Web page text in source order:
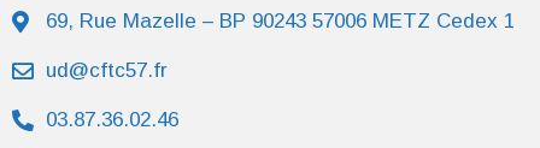
69, Rue Mazelle – BP 90243 57006 METZ Cedex 1
ud@cftc57.fr
03.87.36.02.46